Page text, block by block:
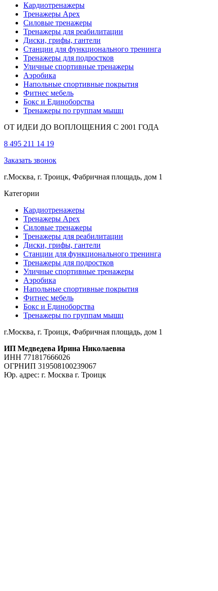
Кардиотренажеры
Тренажеры Apex
Силовые тренажеры
Тренажеры для реабилитации
Диски, грифы, гантели
Станции для функционального тренинга
Тренажеры для подростков
Уличные спортивные тренажеры
Аэробика
Напольные спортивные покрытия
Фитнес мебель
Бокс и Единоборства
Тренажеры по группам мышц
ОТ ИДЕИ ДО ВОПЛОЩЕНИЯ С 2001 ГОДА
8 495 211 14 19
Заказать звонок
г.Москва, г. Троицк, Фабричная площадь, дом 1
Категории
Кардиотренажеры
Тренажеры Apex
Силовые тренажеры
Тренажеры для реабилитации
Диски, грифы, гантели
Станции для функционального тренинга
Тренажеры для подростков
Уличные спортивные тренажеры
Аэробика
Напольные спортивные покрытия
Фитнес мебель
Бокс и Единоборства
Тренажеры по группам мышц
г.Москва, г. Троицк, Фабричная площадь, дом 1
ИП Медведева Ирина Николаевна
ИНН 771817666026
ОГРНИП 319508100239067
Юр. адрес: г. Москва г. Троицк